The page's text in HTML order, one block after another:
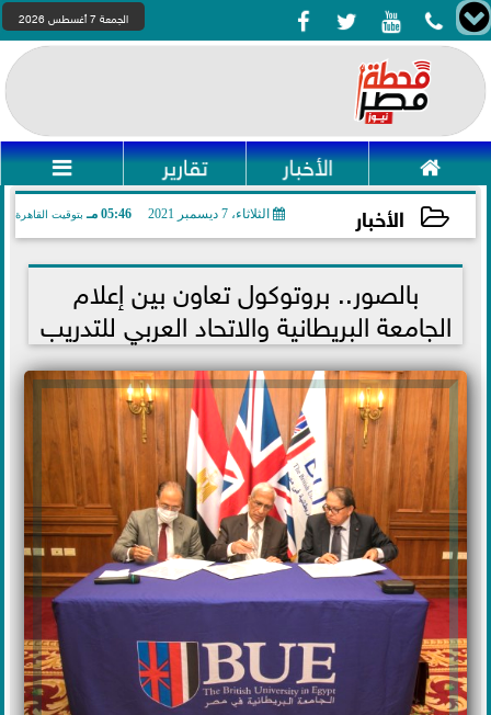
    الجمعة 7 أغسطس 2026
 الأخبار تقارير 
الأخبار الثلاثاء، 7 ديسمبر 2021 05:46 مـ بتوقيت القاهرة
2021-12-07 17:46:34بالصور.. بروتوكول تعاون بين إعلام
الجامعة البريطانية والاتحاد العربي للتدريب